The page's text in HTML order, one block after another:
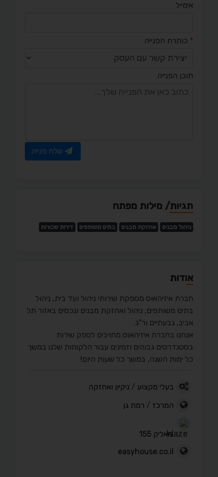
אימייל
* כותרת הפנייה
תוכן הפנייה
שלח פנייה
תגיות/ מילות מפתח
ניהול מבנים אחזקת מבנים בתים משותפים דירות שכורות
אודות
חברת איזיהאוס מספקת שירותי ניהול ועד בית, ניהול
בתים משותפים, ניהול ואחזקת מבנים ונכסים באזור תל
אביב, גבעתיים ור"ג.
אנחנו בחברת איזיהאוס מחויבים לספק שירות
בסטנדרטים גבוהים וזמינים עבור הלקוחות שלנו במשך
כל ימות השנה, במשך כל שעות היום!
בעלי מקצוע / ניקיון ואחזקה
המרכז / רמת גן
ביאליק 155
easyhouse.co.il